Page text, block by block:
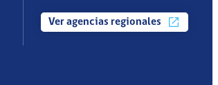
Ver agencias regionales